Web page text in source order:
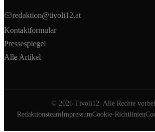
redaktion@tivoli12.at
Kontaktformular
Pressespiegel
Alle Artikel
© 2026Tivoli12. Alle Rechte
RedaktionsteamImpressumCookie-Richtlinien